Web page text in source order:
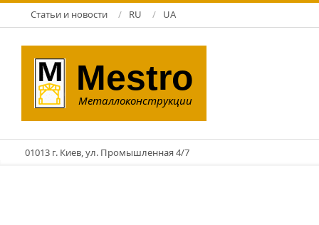
Перейти
к
содержимому
Статьи и новости RU UA
Mestro
Металлоконструкции
01013 г. Киев, ул. Промышленная 4/7